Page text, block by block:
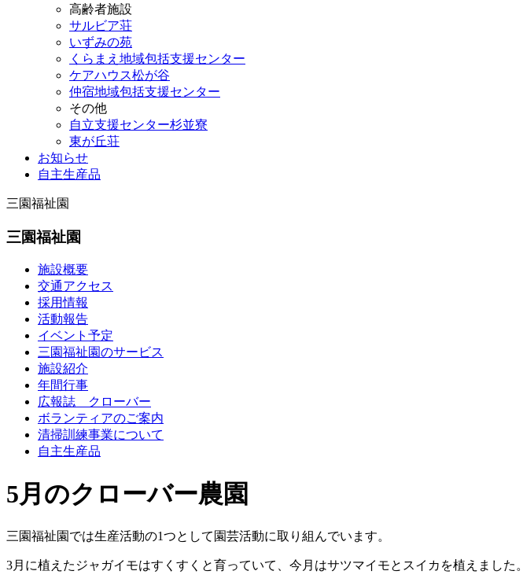
高齢者施設
サルビア荘
いずみの苑
くらまえ地域包括支援センター
ケアハウス松が谷
仲宿地域包括支援センター
その他
自立支援センター杉並寮
東が丘荘
お知らせ
自主生産品
三園福祉園
三園福祉園
施設概要
交通アクセス
採用情報
活動報告
イベント予定
三園福祉園のサービス
施設紹介
年間行事
広報誌 クローバー
ボランティアのご案内
清掃訓練事業について
自主生産品
5月のクローバー農園
三園福祉園では生産活動の1つとして園芸活動に取り組んでいます。
3月に植えたジャガイモはすくすくと育っていて、今月はサツマイモとスイカを植えました。